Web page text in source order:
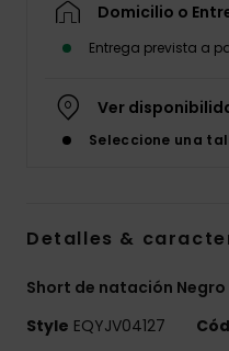
Domicilio o
Entrega prevista a
Ver
Seleccione una
Detalles &
Short de natación
Style EQYJV04127